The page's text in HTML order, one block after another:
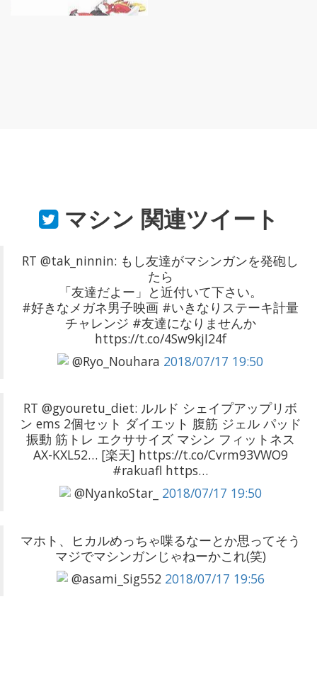
マシン 関連ツイート
RT @tak_ninnin: もし友達がマシンガンを発砲し
たら
「友達だよー」と近付いて下さい。
#好きなメガネ男子映画 #いきなりステーキ計量
チャレンジ #友達になりませんか
https://t.co/4Sw9kjI24f
@Ryo_Nouhara 2018/07/17 19:50
RT @gyouretu_diet: ルルド シェイプアップリボ
ン ems 2個セット ダイエット 腹筋 ジェル パッド
振動 筋トレ エクササイズ マシン フィットネス
AX-KXL52… [楽天] https://t.co/Cvrm93VWO9
#rakuafl https…
@NyankoStar_ 2018/07/17 19:50
マホト、ヒカルめっちゃ喋るなーとか思ってそう
マジでマシンガンじゃねーかこれ(笑)
@asami_Sig552 2018/07/17 19:56